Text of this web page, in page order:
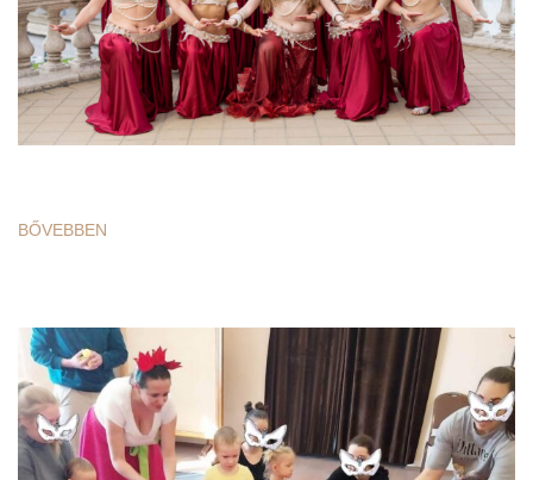
BŐVEBBEN